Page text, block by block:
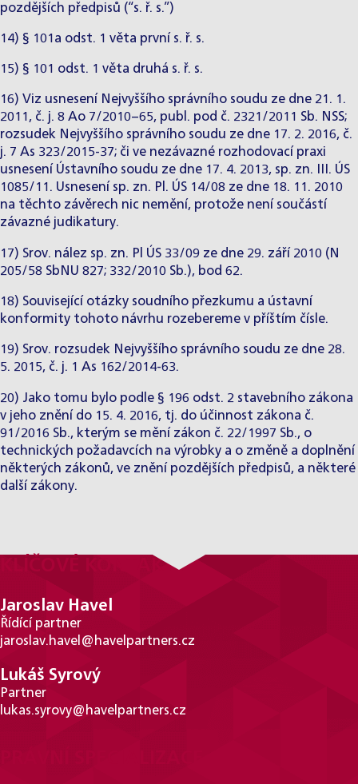
pozdějších předpisů (“s. ř. s.”)
14) § 101a odst. 1 věta první s. ř. s.
15) § 101 odst. 1 věta druhá s. ř. s.
16) Viz usnesení Nejvyššího správního soudu ze dne 21. 1.
2011, č. j. 8 Ao 7/2010−65, publ. pod č. 2321/2011 Sb. NSS;
rozsudek Nejvyššího správního soudu ze dne 17. 2. 2016, č.
j. 7 As 323/2015-37; či ve nezávazné rozhodovací praxi
usnesení Ústavního soudu ze dne 17. 4. 2013, sp. zn. III. ÚS
1085/11. Usnesení sp. zn. Pl. ÚS 14/08 ze dne 18. 11. 2010
na těchto závěrech nic nemění, protože není součástí
závazné judikatury.
17) Srov. nález sp. zn. Pl ÚS 33/09 ze dne 29. září 2010 (N
205/58 SbNU 827; 332/2010 Sb.), bod 62.
18) Související otázky soudního přezkumu a ústavní
konformity tohoto návrhu rozebereme v příštím čísle.
19) Srov. rozsudek Nejvyššího správního soudu ze dne 28.
5. 2015, č. j. 1 As 162/2014-63.
20) Jako tomu bylo podle § 196 odst. 2 stavebního zákona
v jeho znění do 15. 4. 2016, tj. do účinnost zákona č.
91/2016 Sb., kterým se mění zákon č. 22/1997 Sb., o
technických požadavcích na výrobky a o změně a doplnění
některých zákonů, ve znění pozdějších předpisů, a některé
další zákony.
KLÍČOVÉ KONTAKTY
Jaroslav Havel
Řídící partner
jaroslav.havel@havelpartners.cz
Lukáš Syrový
Partner
lukas.syrovy@havelpartners.cz